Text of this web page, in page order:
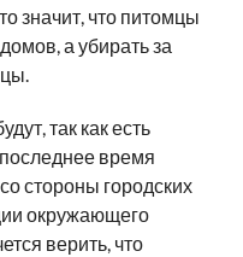
значит, что питомцы
а убирать за
так как есть
время
стороны городских
окружающего
верить, что